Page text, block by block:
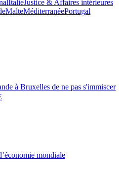
ItalieJustice & Affaires intérieures
MalteMéditerranéePortugal
à Bruxelles de ne pas s'immiscer
mondiale